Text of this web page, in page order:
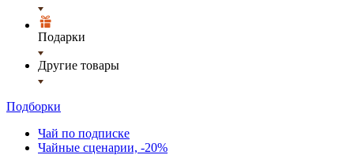
Подарки
Другие товары
Подборки
Чай по подписке
Чайные сценарии, -20%